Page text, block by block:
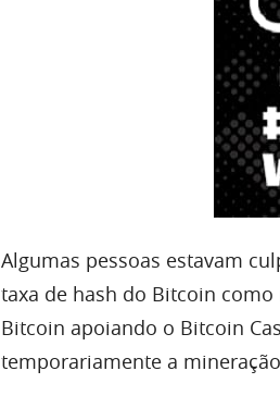
Algumas pessoas estavam
taxa de hash do Bitcoin
Bitcoin apoiando o Bitcoin
temporariamente a